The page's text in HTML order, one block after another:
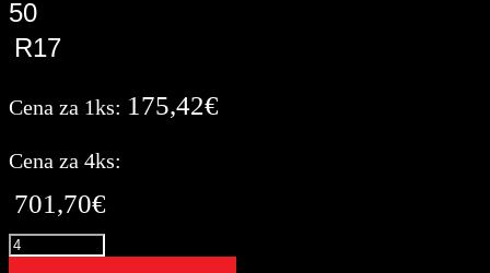
50
R17
Cena za 1ks: 175,42€
Cena za 4ks:
701,70€
množstvo
Goodyear